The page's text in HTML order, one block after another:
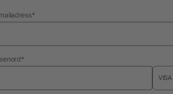
nödvändig
*
nödvändig
*
VISA